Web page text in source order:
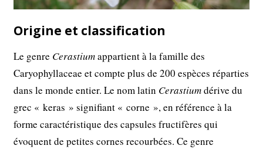
Origine et classification
Le genre Cerastiumappartient à la famille des
Caryophyllaceae et compte plus de 200 espèces réparties
dans le monde entier. Le nom latin Cerastiumdérive du
grec « keras » signifiant « corne », en référence à la
forme caractéristique des capsules fructifères qui
évoquent de petites cornes recourbées. Ce genre